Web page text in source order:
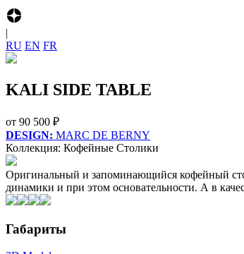
|
R‍U E‍N F‍R
KALI SIDE TABLE
от 90 500 ₽
DESIGN: MARC DE BERNY
Коллекция: Кофейные Столики
Оригинальный и запоминающийся кофейный
динамики и при этом основательности. А в
Габариты